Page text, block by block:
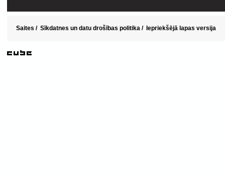
Saites / Sīkdatnes un datu drošības politika / Iepriekšējā lapas versija